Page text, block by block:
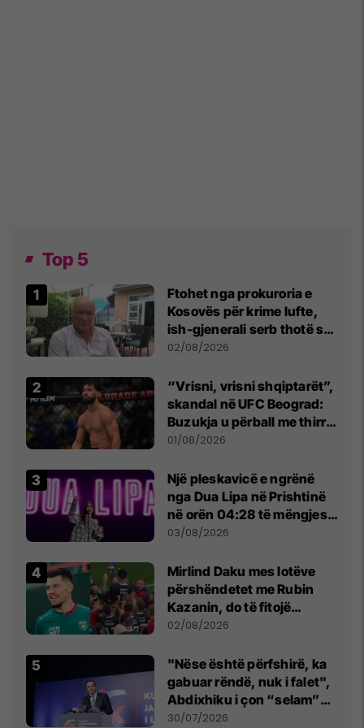
Top 5
Ftohet nga prokuroria e
Kosovës për krime lufte,
ish-gjenerali serb thotë se
dikush e tradhtoi në
02/08/2026
“Vrisni, vrisni shqiptarët”,
skandal në UFC Beograd:
Buzukja u përball me thirrje
anti-shqiptare nga
01/08/2026
Një pleskavicë e ngrënë
nga Dua Lipa në Prishtinë
në orën 04:28 të mëngjesit
- dhe bota digjitale serbe
03/08/2026
Mirlind Daku mes lotëve
përshëndetet me Rubin
Kazanin, do të fitojë
miliona te Spartak Moska
02/08/2026
"Nëse është përfshirë, ka
gabuar rëndë, nuk i falet",
Abdixhiku i çon “selam”
Përparim Ramës
30/07/2026